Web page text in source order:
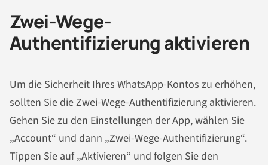
Zwei-Wege-
Authentifizierung aktivieren
Um die Sicherheit Ihres WhatsApp-Kontos zu erhöhen,
sollten Sie die Zwei-Wege-Authentifizierung aktivieren.
Gehen Sie zu den Einstellungen der App, wählen Sie
„Account“ und dann „Zwei-Wege-Authentifizierung“.
Tippen Sie auf „Aktivieren“ und folgen Sie den